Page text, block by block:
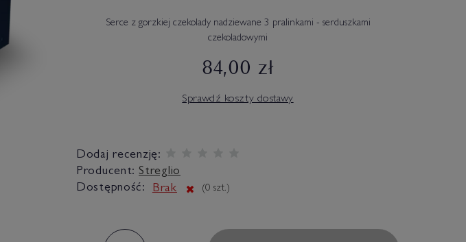
Serce z gorzkiej czekolady nadziewane 3 pralinkami - serduszkami
czekoladowymi
84,00 zł
Sprawdź koszty dostawy
Dodaj recenzję:
Producent: Streglio
Dostępność:
Brak (0 szt.)